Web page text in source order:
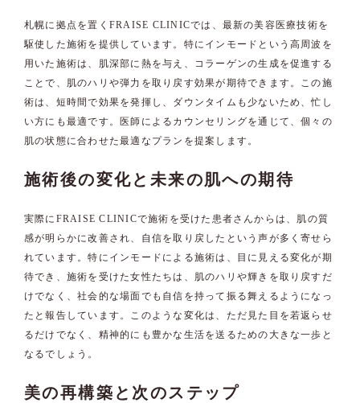
札幌に拠点を置くFRAISE CLINICでは、最新の美容医療技術を
駆使した施術を提供しています。特にインモードという高周波を
用いた施術は、肌深部に熱を与え、コラーゲンの生成を促進する
ことで、肌のハリや弾力を取り戻す効果が期待できます。この施
術は、短時間で効果を発揮し、ダウンタイムも少ないため、忙し
い方にも最適です。医師によるカウンセリングを通じて、個々の
肌の状態に合わせた最適なプランを提案します。
施術後の変化と未来の肌への期待
実際にFRAISE CLINICで施術を受けた患者さんからは、肌の質
感が明らかに改善され、自信を取り戻したという声が多く寄せら
れています。特にインモードによる施術は、目に見える変化が期
待でき、施術を受けた女性たちは、肌のハリや輝きを取り戻すだ
けでなく、社会的な場面でも自信を持って振る舞えるようになっ
たと報告しています。このような変化は、ただ見た目を若返らせ
るだけでなく、精神的にも豊かな生活を送るための大きな一歩と
なるでしょう。
美の再構築と次のステップ